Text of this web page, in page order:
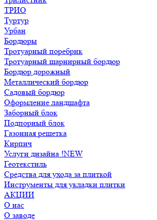
ТРИО
Туртур
Урбан
Бордюры
Тротуарный поребрик
Тротуарный шарнирный бордюр
Бордюр дорожный
Металлический бордюр
Садовый бордюр
Оформление ландшафта
Заборный блок
Подпорный блок
Газонная решетка
Кирпич
Услуги дизайна !NEW
Геотекстиль
Средства для ухода за плиткой
Инструменты для укладки плитки
АКЦИИ
О нас
О заводе